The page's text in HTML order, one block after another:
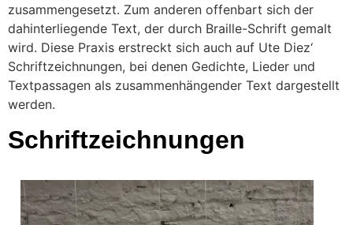
zusammengesetzt. Zum anderen offenbart sich der
dahinterliegende Text, der durch Braille-Schrift gemalt
wird. Diese Praxis erstreckt sich auch auf Ute Diez‘
Schriftzeichnungen, bei denen Gedichte, Lieder und
Textpassagen als zusammenhängender Text dargestellt
werden.
Schriftzeichnungen